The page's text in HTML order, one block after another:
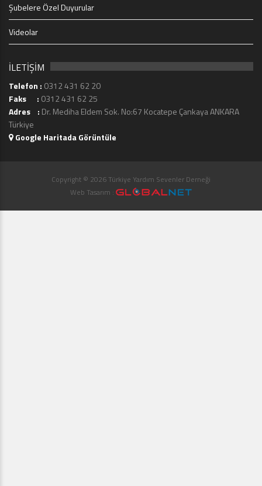
Şubelere Özel Duyurular
Videolar
İLETİŞİM
Telefon : 0312 431 62 20
Faks : 0312 431 62 25
Adres : Dr. Mediha Eldem Sok. No:67 Kocatepe Çankaya ANKARA
Türkiye
Google Haritada Görüntüle
Copyright © 2026 Türkiye Yardım Sevenler Derneği
Web Tasarım :